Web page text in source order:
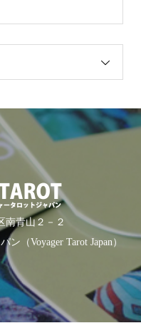
南青山２－２
（Voyager Tarot Japan）